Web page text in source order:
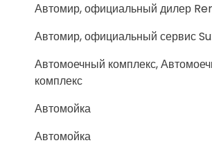
Автомир, официальный дилер
Автомир, официальный сервис
Автомоечный комплекс,
комплекс
Автомойка
Автомойка